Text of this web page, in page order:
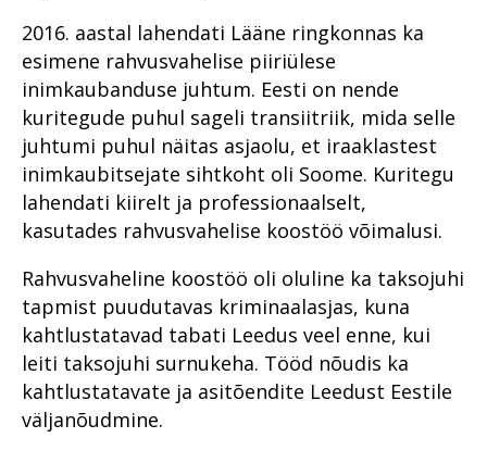
2016. aastal lahendati Lääne ringkonnas ka
esimene rahvusvahelise piiriülese
inimkaubanduse juhtum. Eesti on nende
kuritegude puhul sageli transiitriik, mida selle
juhtumi puhul näitas asjaolu, et iraaklastest
inimkaubitsejate sihtkoht oli Soome. Kuritegu
lahendati kiirelt ja professionaalselt,
kasutades rahvusvahelise koostöö võimalusi.
Rahvusvaheline koostöö oli oluline ka taksojuhi
tapmist puudutavas kriminaalasjas, kuna
kahtlustatavad tabati Leedus veel enne, kui
leiti taksojuhi surnukeha. Tööd nõudis ka
kahtlustatavate ja asitõendite Leedust Eestile
väljanõudmine.